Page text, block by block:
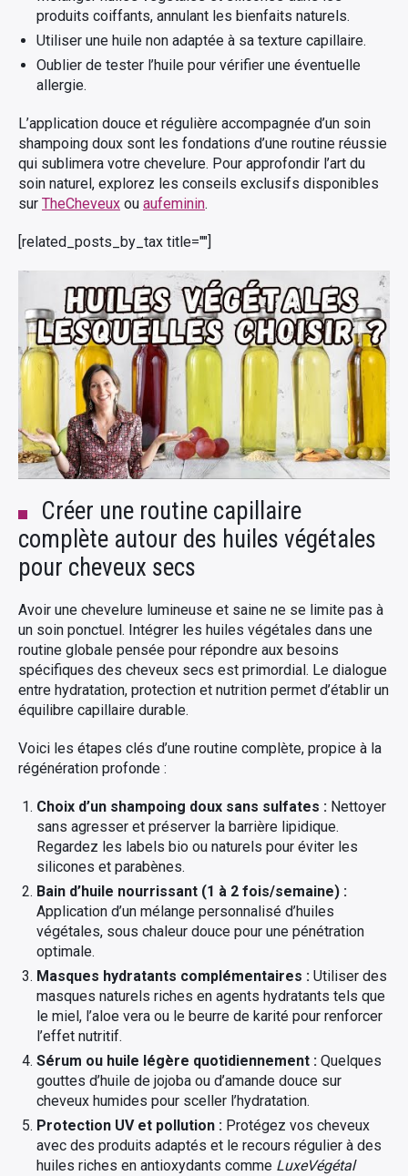
produits coiffants, annulant les bienfaits naturels.
Utiliser une huile non adaptée à sa texture capillaire.
Oublier de tester l’huile pour vérifier une éventuelle
allergie.
L’application douce et régulière accompagnée d’un soin
shampoing doux sont les fondations d’une routine réussie
qui sublimera votre chevelure. Pour approfondir l’art du
soin naturel, explorez les conseils exclusifs disponibles
sur TheCheveux ou aufeminin.
[related_posts_by_tax title=""]
Créer une routine capillaire
complète autour des huiles végétales
pour cheveux secs
Avoir une chevelure lumineuse et saine ne se limite pas à
un soin ponctuel. Intégrer les huiles végétales dans une
routine globale pensée pour répondre aux besoins
spécifiques des cheveux secs est primordial. Le dialogue
entre hydratation, protection et nutrition permet d’établir un
équilibre capillaire durable.
Voici les étapes clés d’une routine complète, propice à la
régénération profonde :
Choix d’un shampoing doux sans sulfates : Nettoyer
sans agresser et préserver la barrière lipidique.
Regardez les labels bio ou naturels pour éviter les
silicones et parabènes.
Bain d’huile nourrissant (1 à 2 fois/semaine) :
Application d’un mélange personnalisé d’huiles
végétales, sous chaleur douce pour une pénétration
optimale.
Masques hydratants complémentaires : Utiliser des
masques naturels riches en agents hydratants tels que
le miel, l’aloe vera ou le beurre de karité pour renforcer
l’effet nutritif.
Sérum ou huile légère quotidiennement : Quelques
gouttes d’huile de jojoba ou d’amande douce sur
cheveux humides pour sceller l’hydratation.
Protection UV et pollution : Protégez vos cheveux
avec des produits adaptés et le recours régulier à des
huiles riches en antioxydants comme LuxeVégétal